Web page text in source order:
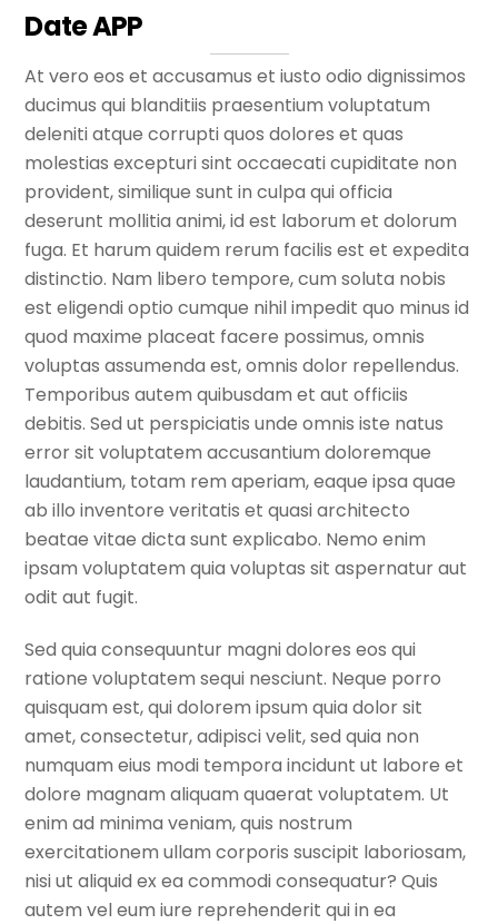
Date APP
At vero eos et accusamus et iusto odio dignissimos
ducimus qui blanditiis praesentium voluptatum
deleniti atque corrupti quos dolores et quas
molestias excepturi sint occaecati cupiditate non
provident, similique sunt in culpa qui officia
deserunt mollitia animi, id est laborum et dolorum
fuga. Et harum quidem rerum facilis est et expedita
distinctio. Nam libero tempore, cum soluta nobis
est eligendi optio cumque nihil impedit quo minus id
quod maxime placeat facere possimus, omnis
voluptas assumenda est, omnis dolor repellendus.
Temporibus autem quibusdam et aut officiis
debitis. Sed ut perspiciatis unde omnis iste natus
error sit voluptatem accusantium doloremque
laudantium, totam rem aperiam, eaque ipsa quae
ab illo inventore veritatis et quasi architecto
beatae vitae dicta sunt explicabo. Nemo enim
ipsam voluptatem quia voluptas sit aspernatur aut
odit aut fugit.
Sed quia consequuntur magni dolores eos qui
ratione voluptatem sequi nesciunt. Neque porro
quisquam est, qui dolorem ipsum quia dolor sit
amet, consectetur, adipisci velit, sed quia non
numquam eius modi tempora incidunt ut labore et
dolore magnam aliquam quaerat voluptatem. Ut
enim ad minima veniam, quis nostrum
exercitationem ullam corporis suscipit laboriosam,
nisi ut aliquid ex ea commodi consequatur? Quis
autem vel eum iure reprehenderit qui in ea